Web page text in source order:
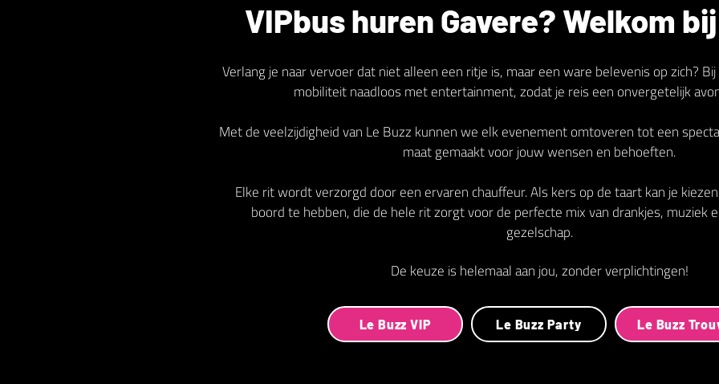
VIPbus huren Gavere? Welkom
Verlang je naar vervoer dat niet alleen een ritje is, maar een ware belevenis op zich?
mobiliteit naadloos met entertainment, zodat je reis een onvergetelijk
Met de veelzijdigheid van Le Buzz kunnen we elk evenement omtoveren tot een
maat gemaakt voor jouw wensen en behoeften.
Elke rit wordt verzorgd door een ervaren chauffeur. Als kers op de taart kan je
boord te hebben, die de hele rit zorgt voor de perfecte mix van drankjes, muziek
gezelschap.
De keuze is helemaal aan jou, zonder verplichtingen!
Le Buzz VIP Le Buzz Party Le Buzz